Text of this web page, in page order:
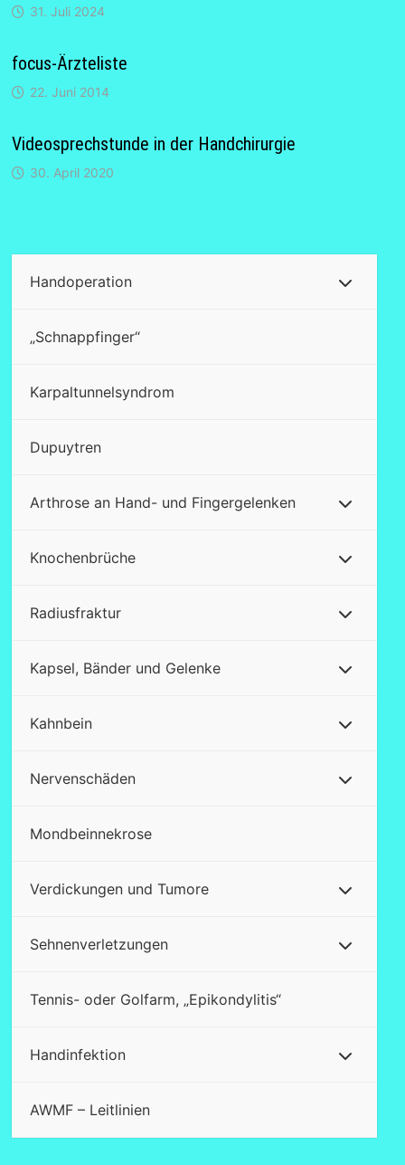
31. Juli 2024
focus-Ärzteliste
22. Juni 2014
Videosprechstunde in der Handchirurgie
30. April 2020
Handoperation
„Schnappfinger“
Karpaltunnelsyndrom
Dupuytren
Arthrose an Hand- und Fingergelenken
Knochenbrüche
Radiusfraktur
Kapsel, Bänder und Gelenke
Kahnbein
Nervenschäden
Mondbeinnekrose
Verdickungen und Tumore
Sehnenverletzungen
Tennis- oder Golfarm, „Epikondylitis“
Handinfektion
AWMF – Leitlinien